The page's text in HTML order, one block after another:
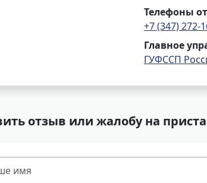
Телефоны
+7 (347) 272-
Главное
ГУФССП
отзыв или жалобу на